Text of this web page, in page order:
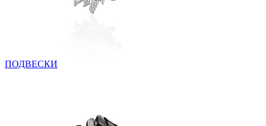
ПОДВЕСКИ